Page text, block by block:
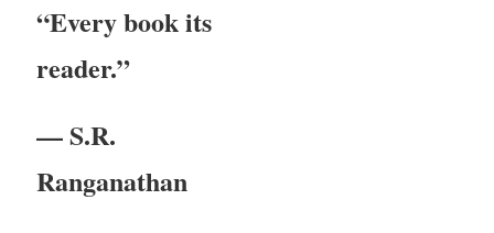
“Every book its
reader.”
— S.R.
Ranganathan